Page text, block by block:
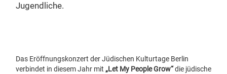
Jugendliche.
Das Eröffnungskonzert der Jüdischen Kulturtage Berlin
verbindet in diesem Jahr mit „Let My People Grow“die jüdische